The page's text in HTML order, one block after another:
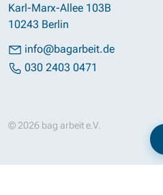
Karl-Marx-Allee 103B
10243 Berlin
info@bagarbeit.de
030 2403 0471
© 2026 bag arbeit e.V.